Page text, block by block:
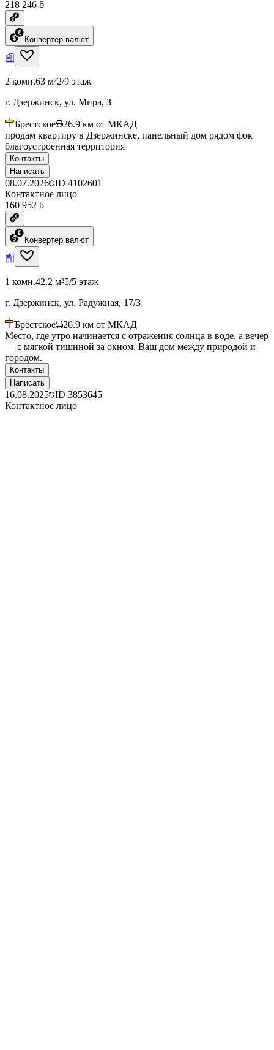
218 246 ƃ
Конвертер валют
2 комн.63 м²2/9 этаж
г. Дзержинск, ул. Мира, 3
Брестское 26.9 км от МКАД
продам квартиру в Дзержинске, панельный дом рядом фок
благоустроенная территория
Контакты
Написать
08.07.2026 ID 4102601
Контактное лицо
160 952 ƃ
Конвертер валют
1 комн.42.2 м²5/5 этаж
г. Дзержинск, ул. Радужная, 17/3
Брестское 26.9 км от МКАД
Место, где утро начинается с отражения солнца в воде, а вечер
— с мягкой тишиной за окном. Ваш дом между природой и
городом.
Контакты
Написать
16.08.2025 ID 3853645
Контактное лицо